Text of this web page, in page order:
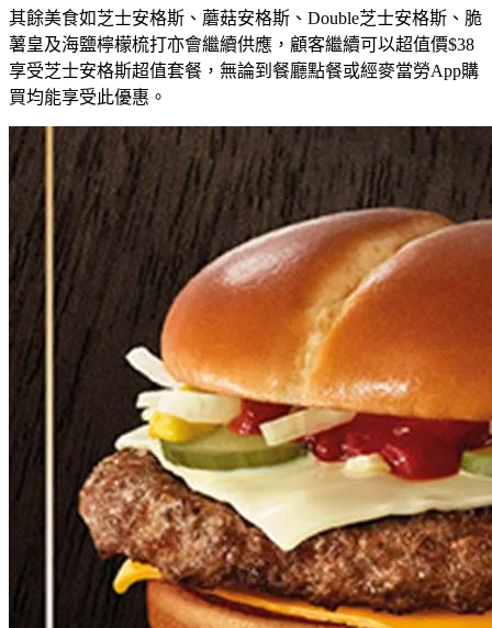
其餘美食如芝士安格斯 、 蘑菇安格斯 、 Double芝士安格斯 、 脆
薯皇及海鹽檸檬梳打亦會繼續供應，顧客繼續可以超值價$38
享受芝士安格斯超值套餐 ， 無論到餐廳點餐或經麥當勞App購
買均能享受此優惠。